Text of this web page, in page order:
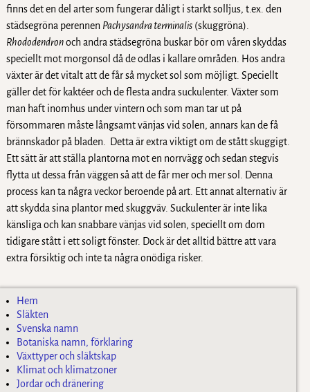
finns det en del arter som fungerar dåligt i starkt solljus, t.ex. den
städsegröna perennen Pachysandra terminalis(skuggröna).
Rhododendronoch andra städsegröna buskar bör om våren skyddas
speciellt mot morgonsol då de odlas i kallare områden. Hos andra
växter är det vitalt att de får så mycket sol som möjligt. Speciellt
gäller det för kaktéer och de flesta andra suckulenter. Växter som
man haft inomhus under vintern och som man tar ut på
försommaren måste långsamt vänjas vid solen, annars kan de få
brännskador på bladen. Detta är extra viktigt om de stått skuggigt.
Ett sätt är att ställa plantorna mot en norrvägg och sedan stegvis
flytta ut dessa från väggen så att de får mer och mer sol. Denna
process kan ta några veckor beroende på art. Ett annat alternativ är
att skydda sina plantor med skuggväv. Suckulenter är inte lika
känsliga och kan snabbare vänjas vid solen, speciellt om dom
tidigare stått i ett soligt fönster. Dock är det alltid bättre att vara
extra försiktig och inte ta några onödiga risker.
Hem
Släkten
Svenska namn
Botaniska namn, förklaring
Växttyper och släktskap
Klimat och klimatzoner
Jordar och dränering